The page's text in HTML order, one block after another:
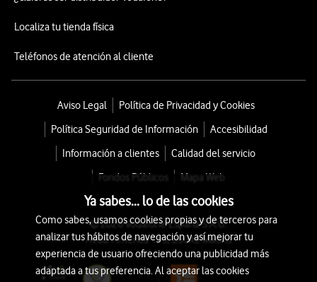
Localiza tu tienda física
Teléfonos de atención al cliente
Aviso Legal
Política de Privacidad y Cookies
Política Seguridad de Información
Accesibilidad
Información a clientes
Calidad del servicio
Fondos Públicos
Mapa Web
© 2026 Vodafone España S.A.U.
Avda. América 115, 28042 Madrid
Ya sabes... lo de las cookies
Como sabes, usamos cookies propias y de terceros para
analizar tus hábitos de navegación y así mejorar tu
experiencia de usuario ofreciendo una publicidad más
adaptada a tus preferencia. Al aceptar las cookies